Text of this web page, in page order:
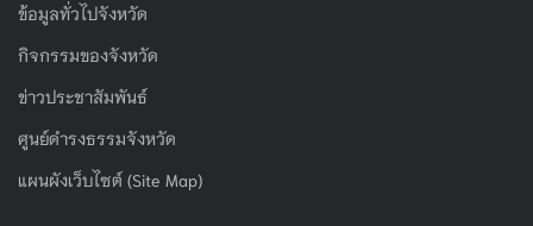
ข้อมูลทั่วไปจังหวัด
กิจกรรมของจังหวัด
ข่าวประชาสัมพันธ์
ศูนย์ดำรงธรรมจังหวัด
แผนผังเว็บไซต์ (Site Map)